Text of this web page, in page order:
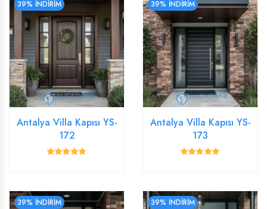
39% İNDİRİM
Antalya Villa Kapısı YS-
172
39% İNDİRİM
Antalya Villa Kapısı YS-
173
39% İNDİRİM 39% İNDİRİM